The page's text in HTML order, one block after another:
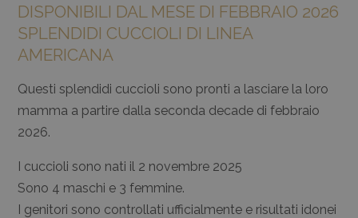
DISPONIBILI DAL MESE DI FEBBRAIO 2026
SPLENDIDI CUCCIOLI DI LINEA
AMERICANA
Questi splendidi cuccioli sono pronti a lasciare la loro
mamma a partire dalla seconda decade di febbraio
2026.
I cuccioli sono nati il 2 novembre 2025
Sono 4 maschi e 3 femmine.
I genitori sono controllati ufficialmente e risultati idonei